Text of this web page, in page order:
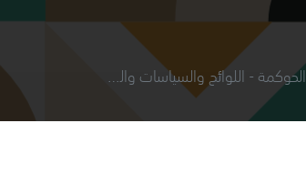
الحوكمة - اللوائح والسياسات والنموذج الشامل